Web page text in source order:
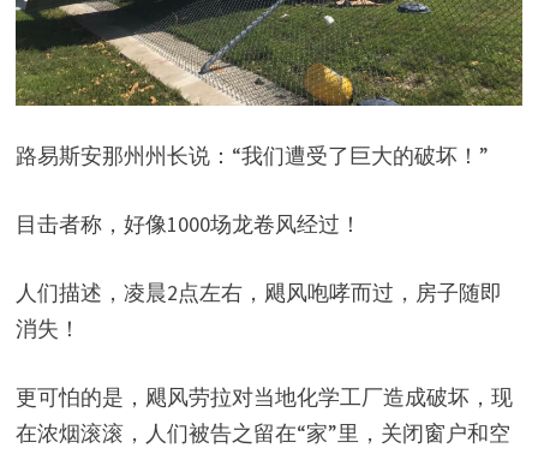
路易斯安那州州长说：“我们遭受了巨大的破坏！”
目击者称，好像1000场龙卷风经过！
人们描述，凌晨2点左右，飓风咆哮而过，房子随即
消失！
更可怕的是，飓风劳拉对当地化学工厂造成破坏，现
在浓烟滚滚，人们被告之留在“家”里，关闭窗户和空